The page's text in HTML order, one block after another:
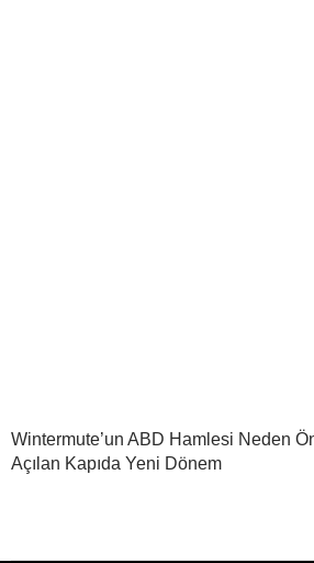
Wintermute’un ABD Hamlesi Neden
Açılan Kapıda Yeni Dönem